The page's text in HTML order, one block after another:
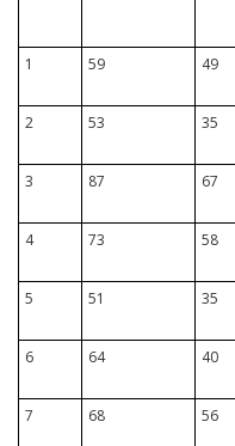
1 59 49
2 53 35
3 87 67
4 73 58
5 51 35
6 64 40
7 68 56